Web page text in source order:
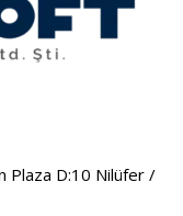
Plaza D:10 Nilüfer /